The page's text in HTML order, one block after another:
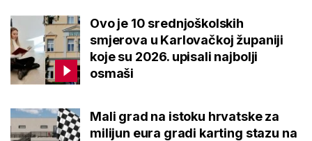
Ovo je 10 srednjoškolskih
smjerova u Karlovačkoj županiji
koje su 2026. upisali najbolji
osmaši
Mali grad na istoku hrvatske za
milijun eura gradi karting stazu na